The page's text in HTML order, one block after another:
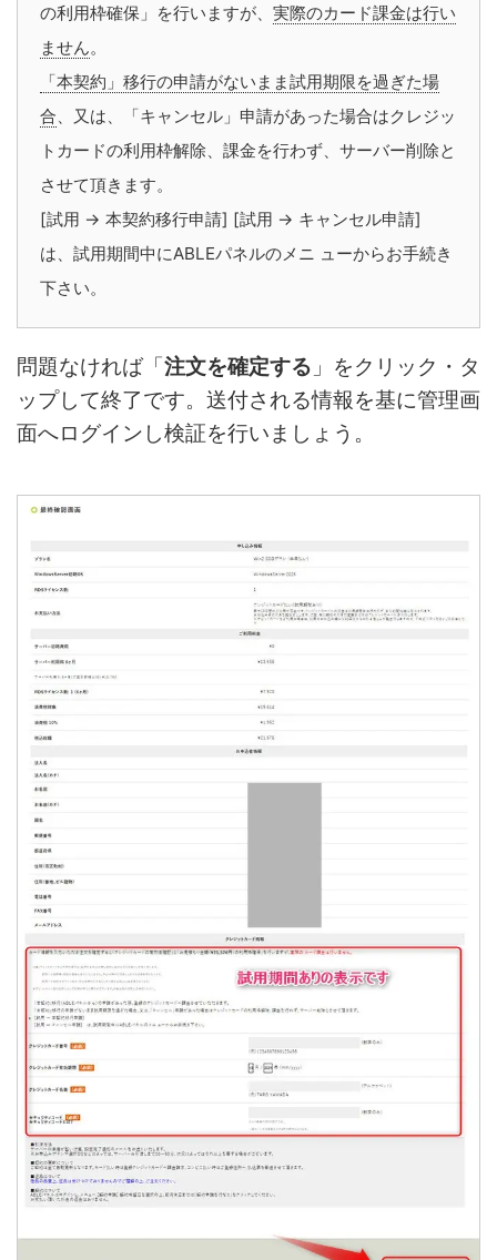
の利用枠確保」を行いますが、 実際のカード課金は行い
ません。
「本契約」移行の申請がないまま試用期限を過ぎた場
合、又は、「キャンセル」申請があった場合はクレジッ
トカードの利用枠解除、課金を行わず、サーバー削除と
させて頂きます。
[試用 → 本契約移行申請] [試用 → キャンセル申請]
は、試用期間中にABLEパネルのメニ ューからお手続き
下さい。
問題なければ「注文を確定する 」をクリック・タ
ップして終了です。送付される情報を基に管理画
面へログインし検証を行いましょう。